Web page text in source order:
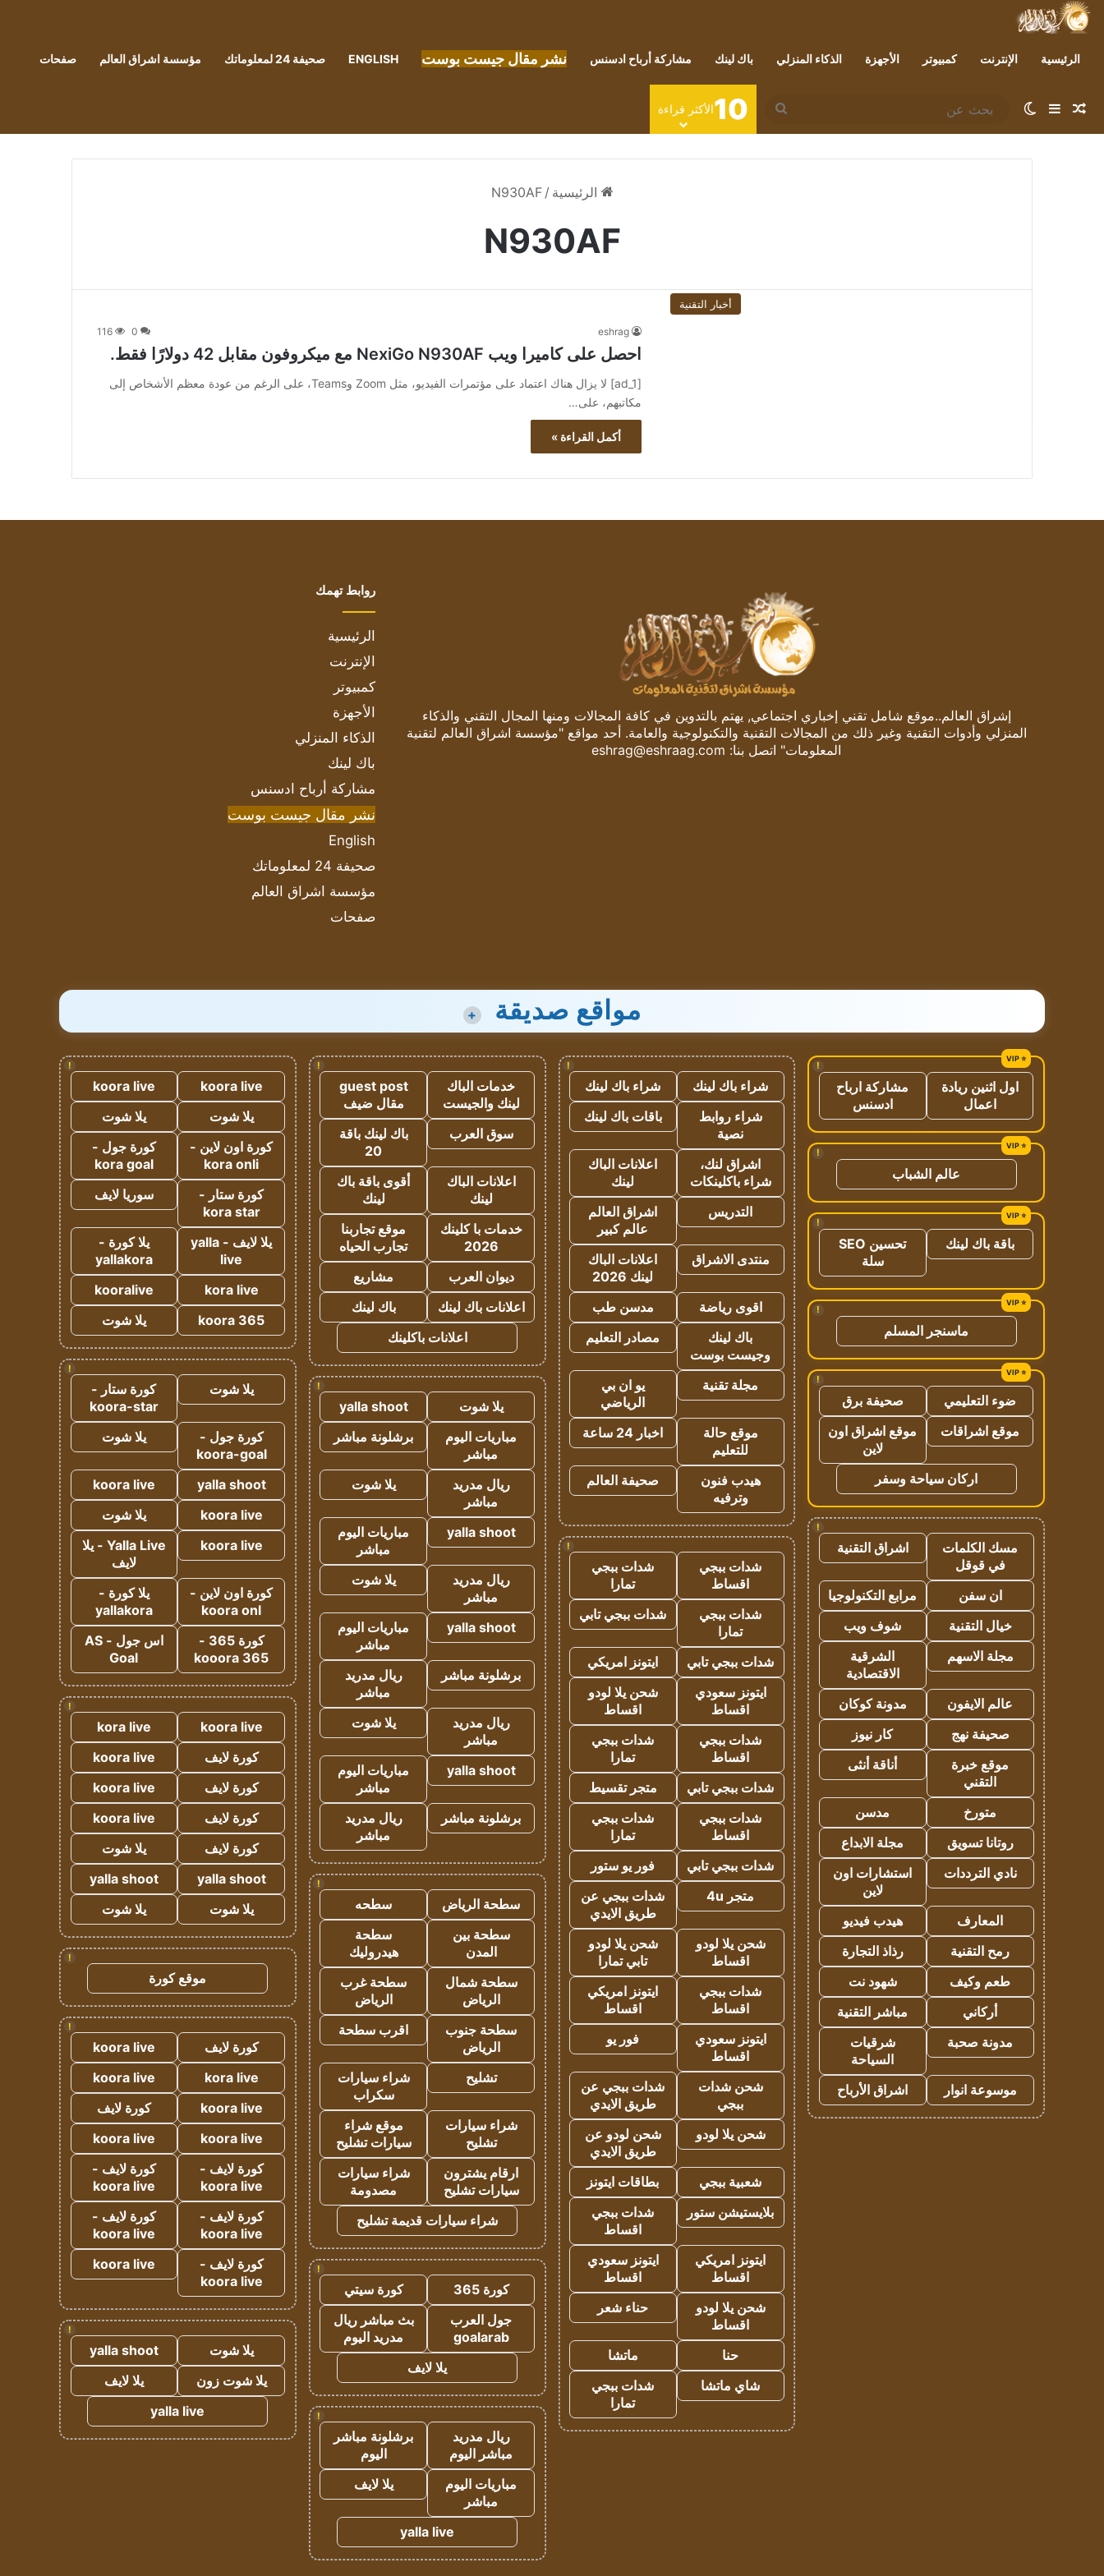
الرئيسية الإنترنت كمبيوتر الأجهزة الذكاء المنزلي باك لينك مشاركة أرباح ادسنس نشر مقال جيست بوست ENGLISH صحيفة 24 لمعلوماتك مؤسسة اشراق العالم صفحات
مقال عشوائي
إضافة عمود جانبي
الوضع المظلم
بحث
عن
10الأكثر قراءة
الرئيسية /
N930AF
N930AF
أخبار التقنية
eshrag
0
116
احصل على كاميرا ويب NexiGo N930AF مع ميكروفون مقابل 42 دولارًا فقط.
[ad_1] لا يزال هناك اعتماد على مؤتمرات الفيديو، مثل Zoom وTeams، على الرغم من عودة معظم الأشخاص إلى
مكاتبهم، على…
أكمل القراءة »
إشراق العالم..موقع شامل تقني إخباري اجتماعي, يهتم بالتدوين في كافة المجالات ومنها المجال التقني والذكاء
المنزلي وأدوات التقنية وغير ذلك من المجالات التقنية والتكنولوجية والعامة. أحد مواقع "مؤسسة اشراق العالم لتقنية
المعلومات" اتصل بنا: eshrag@eshraag.com
روابط تهمك
الرئيسية
الإنترنت
كمبيوتر
الأجهزة
الذكاء المنزلي
باك لينك
مشاركة أرباح ادسنس
نشر مقال جيست بوست
English
صحيفة 24 لمعلوماتك
مؤسسة اشراق العالم
صفحات
مواقع صديقة +
!
اول اثنين ريادة
اعمال
مشاركة ارباح
ادسنس
!
عالم الشباب
!
باقة باك لينك
تحسين SEO
سلة
!
ماسنجر المسلم
!
ضوء التعليمي
صحيفة برق
موقع اشراقات
موقع اشراق اون
لاين
اركان سياحة وسفر
!
مسك الكلمات
في قوقل
اشراق التقنية
ان سفن
مرابع التكنولوجيا
خيال التقنية
شوف ويب
مجلة الاسهم
الشرقية
الاقتصادية
عالم الايفون
مدونة كوكان
صحيفة نهج
كار نيوز
موقع خبرة
التقني
أناقة أنثى
متورخ
مدسن
روتانا تسويق
مجلة الابداع
نادي الترددات
استشارات اون
لاين
المعارف
هيدب فيديو
رمح التقنية
رذاذ التجارة
طعم وكيف
شهود نت
أركاني
مباشر التقنية
مدونة صحبة
شرقيات
السياحة
موسوعة انوار
اشراق الأرباح
!
شراء باك لينك
شراء باك لينك
شراء روابط
نصية
باقات باك لينك
اشراق لنك،
شراء باكلينكات
اعلانات الباك
لينك
التدريس
اشراق العالم
عالم كبير
منتدى الاشراق
اعلانات الباك
لينك 2026
اقوى رياضة
مدسن طب
باك لينك
وجيست بوست
مصادر التعليم
مجلة تقنية
يو ان بي
الرياضي
موقع حالة
للتعليم
اخبار 24 ساعة
هيدب فنون
وترفيه
صحيفة العالم
!
شدات ببجي
اقساط
شدات ببجي
تمارا
شدات ببجي
تمارا
شدات ببجي تابي
شدات ببجي تابي
ايتونز امريكي
ايتونز سعودي
اقساط
شحن يلا لودو
اقساط
شدات ببجي
اقساط
شدات ببجي
تمارا
شدات ببجي تابي
متجر تقسيط
شدات ببجي
اقساط
شدات ببجي
تمارا
شدات ببجي تابي
فور يو ستور
متجر 4u
شدات ببجي عن
طريق الايدي
شحن يلا لودو
اقساط
شحن يلا لودو
تابي تمارا
شدات ببجي
اقساط
ايتونز امريكي
اقساط
ايتونز سعودي
اقساط
فور يو
شحن شدات
ببجي
شدات ببجي عن
طريق الايدي
شحن يلا لودو
شحن لودو عن
طريق الايدي
شعبية ببجي
بطاقات ايتونز
بلايستيشن ستور
شدات ببجي
اقساط
ايتونز امريكي
اقساط
ايتونز سعودي
اقساط
شحن يلا لودو
اقساط
حناء شعر
حنا
ماتشا
شاي ماتشا
شدات ببجي
تمارا
!
خدمات الباك
لينك والجيست
guest post
مقال ضيف
سوق العرب
باك لينك باقة
20
اعلانات الباك
لينك
أقوى باقة باك
لينك
خدمات با كلينك
2026
موقع تجاربنا
تجارب الحياه
ديوان العرب
مشاريع
اعلانات باك لينك
باك لينك
اعلانات باكلينك
!
يلا شوت
yalla shoot
مباريات اليوم
مباشر
برشلونة مباشر
ريال مدريد
مباشر
يلا شوت
yalla shoot
مباريات اليوم
مباشر
ريال مدريد
مباشر
يلا شوت
yalla shoot
مباريات اليوم
مباشر
برشلونة مباشر
ريال مدريد
مباشر
ريال مدريد
مباشر
يلا شوت
yalla shoot
مباريات اليوم
مباشر
برشلونة مباشر
ريال مدريد
مباشر
!
سطحة الرياض
سطحه
سطحة بين
المدن
سطحة
هيدروليك
سطحة شمال
الرياض
سطحة غرب
الرياض
سطحة جنوب
الرياض
اقرب سطحة
تشليح
شراء سيارات
سكراب
شراء سيارات
تشليح
موقع شراء
سيارات تشليح
ارقام يشترون
سيارات تشليح
شراء سيارات
مصدومة
شراء سيارات قديمة تشليح
!
كورة 365
كورة سيتي
جول العرب
goalarab
بث مباشر ريال
مدريد اليوم
يلا لايف
!
ريال مدريد
مباشر اليوم
برشلونة مباشر
اليوم
مباريات اليوم
مباشر
يلا لايف
yalla live
!
koora live
koora live
يلا شوت
يلا شوت
كورة اون لاين -
kora onli
كورة جول -
kora goal
كورة ستار -
kora star
سوريا لايف
يلا لايف - yalla
live
يلا كورة -
yallakora
kora live
kooralive
koora 365
يلا شوت
!
يلا شوت
كورة ستار -
koora-star
كورة جول -
koora-goal
يلا شوت
yalla shoot
koora live
koora live
يلا شوت
koora live
Yalla Live - يلا
لايف
كورة اون لاين -
koora onl
يلا كورة -
yallakora
كورة 365 -
kooora 365
اس جول - AS
Goal
!
koora live
kora live
كورة لايف
koora live
كورة لايف
koora live
كورة لايف
koora live
كورة لايف
يلا شوت
yalla shoot
yalla shoot
يلا شوت
يلا شوت
!
موقع كورة
!
كورة لايف
koora live
kora live
koora live
koora live
كورة لايف
koora live
koora live
كورة لايف -
koora live
كورة لايف -
koora live
كورة لايف -
koora live
كورة لايف -
koora live
كورة لايف -
koora live
koora live
!
يلا شوت
yalla shoot
يلا شوت زون
يلا لايف
yalla live